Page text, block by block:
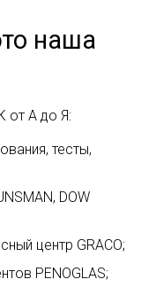
наша
от А до Я:
тесты,
DOW
центр GRACO;
PENOGLAS;